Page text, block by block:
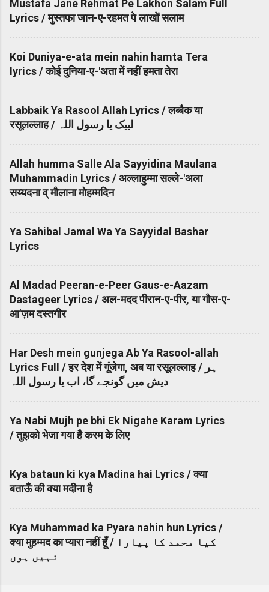
Mustafa Jane Rehmat Pe Lakhon Salam Full
Lyrics / मुस्तफा जान-ए-रहमत पे लाखों सलाम
Koi Duniya-e-ata mein nahin hamta Tera
lyrics / कोई दुनिया-ए-'अता में नहीं हमता तेरा
Labbaik Ya Rasool Allah Lyrics / लब्बैक या
रसूलल्लाह / لبیک یا رسول اللہ
Allah humma Salle Ala Sayyidina Maulana
Muhammadin Lyrics / अल्लाहुम्मा सल्ले-'अला
सय्यदना व् मौलाना मोहम्मदिन
Ya Sahibal Jamal Wa Ya Sayyidal Bashar
Lyrics
Al Madad Peeran-e-Peer Gaus-e-Aazam
Dastageer Lyrics / अल-मदद पीरान-ए-पीर, या गौस-ए-
आ'ज़म दस्तगीर
Har Desh mein gunjega Ab Ya Rasool-allah
Lyrics Full / हर देश में गूंजेगा, अब या रसूलल्लाह / ہر
دیش میں گونجے گا، اب یا رسول اللہ
Ya Nabi Mujh pe bhi Ek Nigahe Karam Lyrics
/ तुझको भेजा गया है करम के लिए
Kya bataun ki kya Madina hai Lyrics / क्या
बताऊँ की क्या मदीना है
Kya Muhammad ka Pyara nahin hun Lyrics /
क्या मुहम्मद का प्यारा नहीं हूँ / کیا محمد کا پیارا
نہیں ہوں